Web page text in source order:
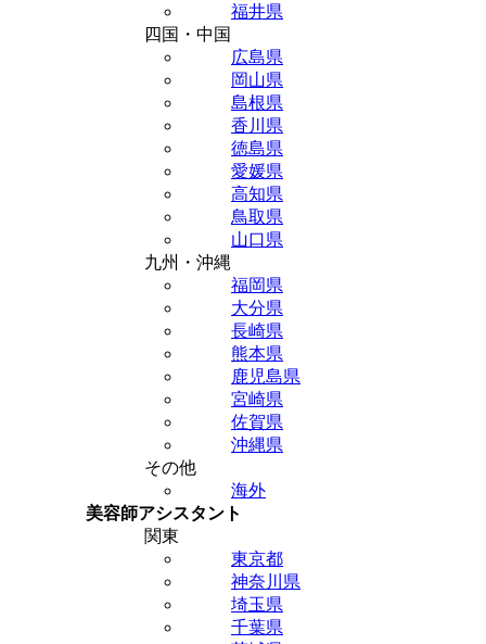
福井県
四国・中国
広島県
岡山県
島根県
香川県
徳島県
愛媛県
高知県
鳥取県
山口県
九州・沖縄
福岡県
大分県
長崎県
熊本県
鹿児島県
宮崎県
佐賀県
沖縄県
その他
海外
美容師アシスタント
関東
東京都
神奈川県
埼玉県
千葉県